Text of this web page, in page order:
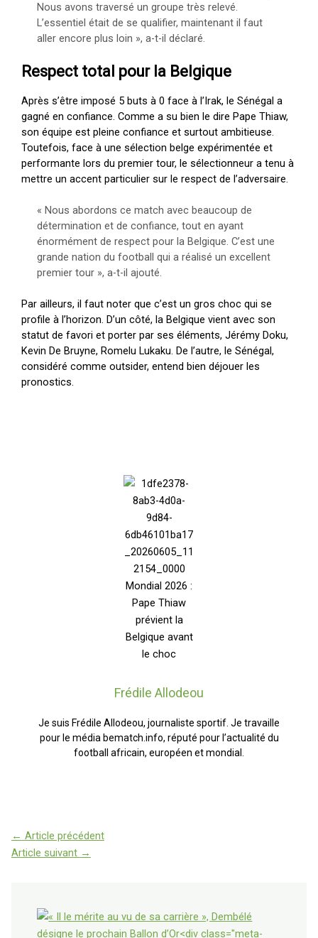
Nous avons traversé un groupe très relevé.
L’essentiel était de se qualifier, maintenant il faut
aller encore plus loin », a-t-il déclaré.
Respect total pour la Belgique
Après s’être imposé 5 buts à 0 face à l’Irak, le Sénégal a
gagné en confiance. Comme a su bien le dire Pape Thiaw,
son équipe est pleine confiance et surtout ambitieuse.
Toutefois, face à une sélection belge expérimentée et
performante lors du premier tour, le sélectionneur a tenu à
mettre un accent particulier sur le respect de l’adversaire.
« Nous abordons ce match avec beaucoup de
détermination et de confiance, tout en ayant
énormément de respect pour la Belgique. C’est une
grande nation du football qui a réalisé un excellent
premier tour », a-t-il ajouté.
Par ailleurs, il faut noter que c’est un gros choc qui se
profile à l’horizon. D’un côté, la Belgique vient avec son
statut de favori et porter par ses éléments, Jérémy Doku,
Kevin De Bruyne, Romelu Lukaku. De l’autre, le Sénégal,
considéré comme outsider, entend bien déjouer les
pronostics.
Frédile Allodeou
Je suis Frédile Allodeou, journaliste sportif. Je travaille
pour le média bematch.info, réputé pour l’actualité du
football africain, européen et mondial.
← Article précédent
Article suivant →